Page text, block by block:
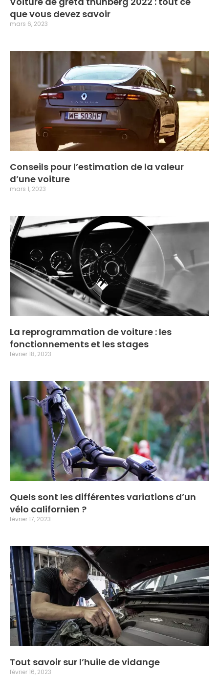
que vous devez savoir
mars 6, 2023
Conseils pour l’estimation de la valeur
d’une voiture
mars 1, 2023
La reprogrammation de voiture : les
fonctionnements et les stages
février 18, 2023
Quels sont les différentes variations d’un
vélo californien ?
février 17, 2023
Tout savoir sur l’huile de vidange
février 16, 2023